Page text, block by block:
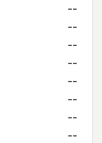
--
--
--
--
--
--
--
--